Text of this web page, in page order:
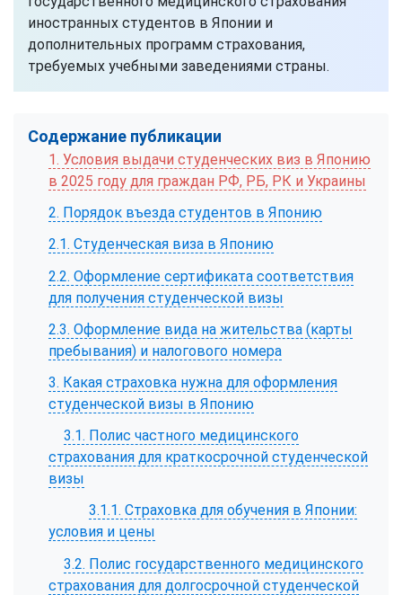
иностранных студентов в Японии и
дополнительных программ страхования,
требуемых учебными заведениями страны.
Содержание публикации
1. Условия выдачи студенческих виз в Японию
в 2025 году для граждан РФ, РБ, РК и Украины
2. Порядок въезда студентов в Японию
2.1. Студенческая виза в Японию
2.2. Оформление сертификата соответствия
для получения студенческой визы
2.3. Оформление вида на жительства (карты
пребывания) и налогового номера
3. Какая страховка нужна для оформления
студенческой визы в Японию
3.1. Полис частного медицинского
страхования для краткосрочной студенческой
визы
3.1.1. Страховка для обучения в Японии:
условия и цены
3.2. Полис государственного медицинского
страхования для долгосрочной студенческой